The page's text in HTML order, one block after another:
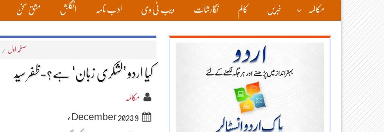
مکالمہ خبریں کالم نگارشات ویب ٹی وی ادب نامہ انگلش مشق سخن
صفحہ اول /
کیا اردو ’لشکری زبان‘ ہے؟-ظفر سیّد
مکالمہ
9 December 2023ء